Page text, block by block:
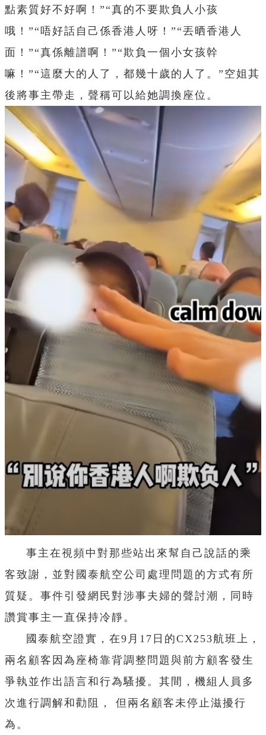
點素質好不好啊！”“真的不要欺負人小孩
哦！”“唔好話自己係香港人呀！”“丟晒香港人
面！”“真係離譜啊！”“欺負一個小女孩幹
嘛！”“這麼大的人了，都幾十歲的人了。”空姐其
後將事主帶走，聲稱可以給她調換座位。
事主在視頻中對那些站出來幫自己說話的乘
客致謝，並對國泰航空公司處理問題的方式有所
質疑。事件引發網民對涉事夫婦的聲討潮，同時
讚賞事主一直保持冷靜。
國泰航空證實，在9月17日的CX253航班上，
兩名顧客因為座椅靠背調整問題與前方顧客發生
爭執並作出語言和行為騷擾。其間，機組人員多
次進行調解和勸阻， 但兩名顧客未停止滋擾行
為。